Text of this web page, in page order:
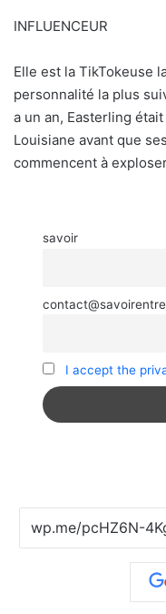
INFLUENCEUR
Elle est la TikTokeuse
personnalité la plus
a un an, Easterling
Louisiane avant que
commencent à
savoir
I accept the